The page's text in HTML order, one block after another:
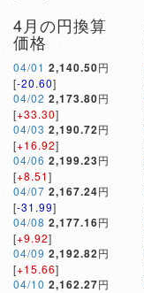
4月の円換算
価格
04/01 2,140.50円
[-20.60]
04/02 2,173.80円
[+33.30]
04/03 2,190.72円
[+16.92]
04/06 2,199.23円
[+8.51]
04/07 2,167.24円
[-31.99]
04/08 2,177.16円
[+9.92]
04/09 2,192.82円
[+15.66]
04/10 2,162.27円